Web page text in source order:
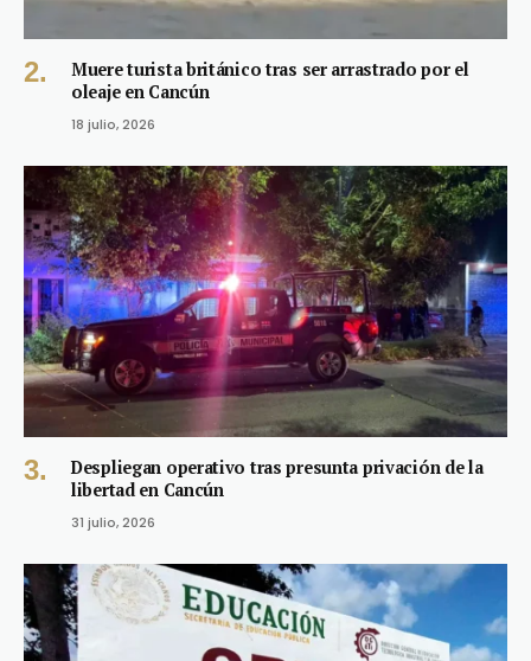
Muere turista británico tras ser arrastrado por el
oleaje en Cancún
18 julio, 2026
Despliegan operativo tras presunta privación de la
libertad en Cancún
31 julio, 2026